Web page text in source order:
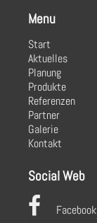
Menu
Start
Aktuelles
Planung
Produkte
Referenzen
Partner
Galerie
Kontakt
Social Web
Facebook